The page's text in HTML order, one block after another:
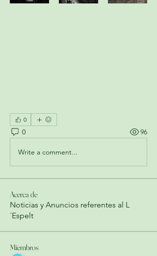
0
0 96
Write a comment...
Acerca de
Noticias y Anuncios referentes al L
´Espelt
Miembros